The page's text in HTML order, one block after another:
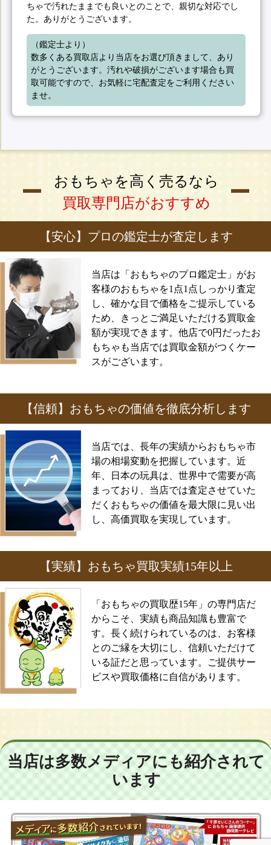
ちゃで汚れたままでも良いとのことで、親切な対応でし
た。ありがとうございます。
（鑑定士より）
数多くある買取店より当店をお選び頂きまして、あり
がとうございます。汚れや破損がございます場合も買
取可能ですので、お気軽に宅配査定をご利用ください
ませ。
おもちゃを高く売るなら
買取専門店がおすすめ
【安心】プロの鑑定士が査定します
当店は「おもちゃのプロ鑑定士」がお
客様のおもちゃを1点1点しっかり査定
し、確かな目で価格をご提示している
ため、きっとご満足いただける買取金
額が実現できます。他店で0円だったお
もちゃも当店では買取金額がつくケー
スがございます。
【信頼】おもちゃの価値を徹底分析します
当店では、長年の実績からおもちゃ市
場の相場変動を把握しています。近
年、日本の玩具は、世界中で需要が高
まっており、当店では査定させていた
だくおもちゃの価値を最大限に見い出
し、高価買取を実現しています。
【実績】おもちゃ買取実績15年以上
「おもちゃの買取歴15年」の専門店だ
からこそ、実績も商品知識も豊富で
す。長く続けられているのは、お客様
とのご縁を大切にし、信頼いただけて
いる証だと思っています。ご提供サー
ビスや買取価格に自信があります。
当店は多数メディアにも紹介されて
います